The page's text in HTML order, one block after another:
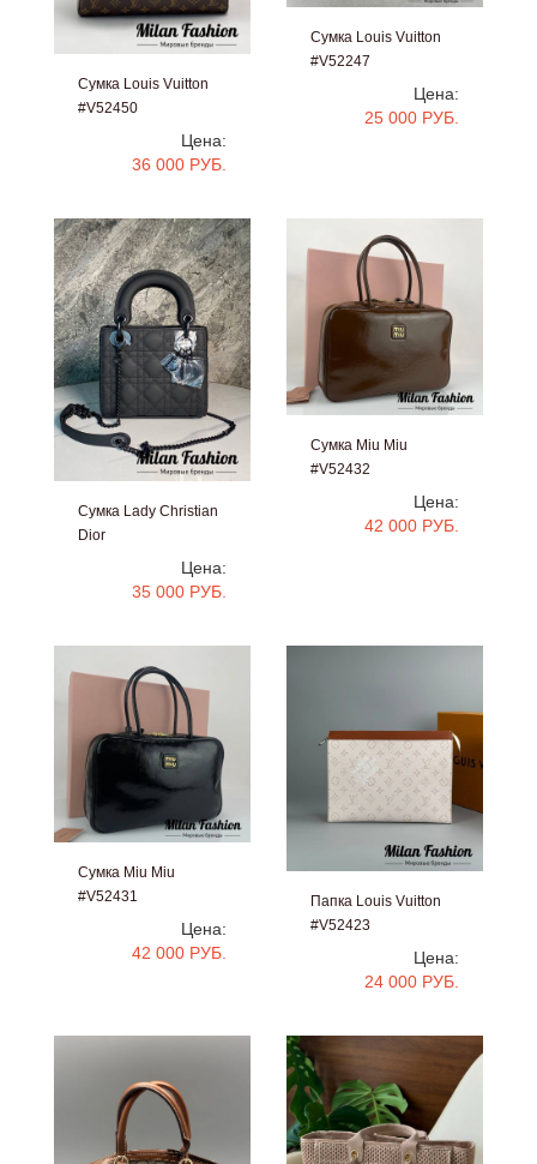
Сумка Louis Vuitton
#V52450
Цена:
36 000 РУБ.
Сумка Louis Vuitton
#V52247
Цена:
25 000 РУБ.
Сумка Lady Christian
Dior
Цена:
35 000 РУБ.
Сумка Miu Miu
#V52432
Цена:
42 000 РУБ.
Сумка Miu Miu
#V52431
Цена:
42 000 РУБ.
Папка Louis Vuitton
#V52423
Цена:
24 000 РУБ.